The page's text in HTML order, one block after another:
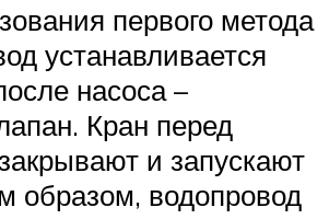
первого метода
устанавливается
насоса –
Кран перед
и запускают
образом, водопровод